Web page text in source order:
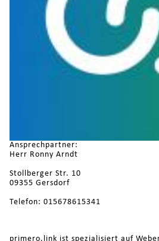
Ansprechpartner:
Herr Ronny Arndt
Stollberger Str. 10
09355 Gersdorf
Telefon: 015678615341
primero.link ist spezialisiert auf